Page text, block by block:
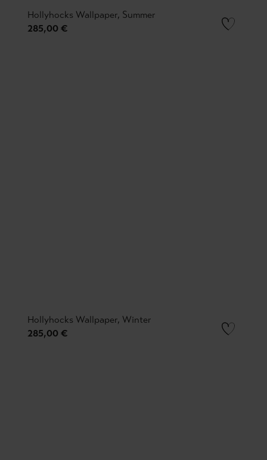
Hollyhocks Wallpaper, Summer
285,00 €
Hollyhocks Wallpaper, Winter
285,00 €